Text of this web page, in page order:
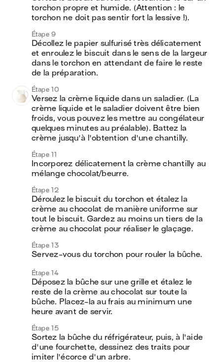
torchon propre et humide. (Attention : le
torchon ne doit pas sentir fort la lessive !).
Étape 9
Décollez le papier sulfurisé très délicatement
et enroulez le biscuit dans le sens de la largeur
dans le torchon en attendant de faire le reste
de la préparation.
Étape 10
Versez la crème liquide dans un saladier. (La
crème liquide et le saladier doivent être bien
froids, vous pouvez les mettre au congélateur
quelques minutes au préalable). Battez la
crème jusqu'à l'obtention d'une chantilly.
Étape 11
Incorporez délicatement la crème chantilly au
mélange chocolat/beurre.
Étape 12
Déroulez le biscuit du torchon et étalez la
crème au chocolat de manière uniforme sur
tout le biscuit. Gardez au moins un tiers de la
crème au chocolat pour réaliser le glaçage.
Étape 13
Servez-vous du torchon pour rouler la bûche.
Étape 14
Déposez la bûche sur une grille et étalez le
reste de la crème au chocolat sur toute la
bûche. Placez-la au frais au minimum une
heure avant de servir.
Étape 15
Sortez la bûche du réfrigérateur, puis, à l'aide
d'une fourchette, dessinez des traits pour
imiter l'écorce d'un arbre.